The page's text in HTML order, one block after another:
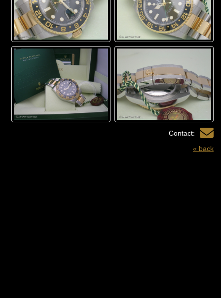
Contact:
« back